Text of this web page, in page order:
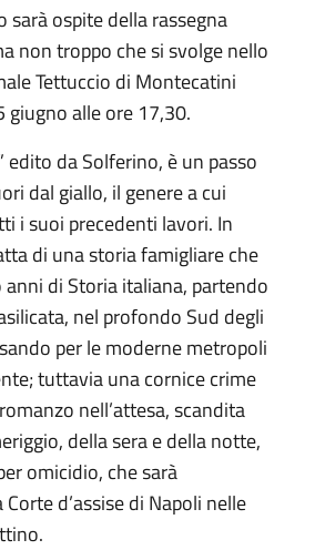
sarà ospite della rassegna
non troppo che si svolge nello
Tettuccio di Montecatini
giugno alle ore 17,30.
edito da Solferino, è un passo
dal giallo, il genere a cui
i suoi precedenti lavori. In
di una storia famigliare che
di Storia italiana, partendo
nel profondo Sud degli
per le moderne metropoli
tuttavia una cornice crime
nell’attesa, scandita
della sera e della notte,
omicidio, che sarà
d’assise di Napoli nelle